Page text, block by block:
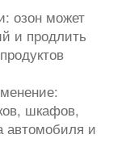
озон может
и продлить
шкафов,
автомобиля и